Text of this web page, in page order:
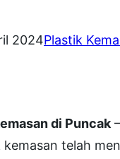
2024Plastik
di Puncak
telah